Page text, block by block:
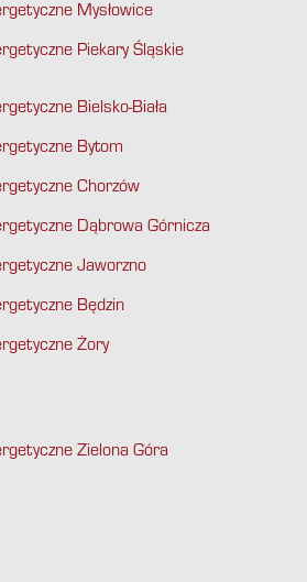
Mysłowice
Piekary Śląskie
Bielsko-Biała
Bytom
Chorzów
Dąbrowa Górnicza
Jaworzno
Będzin
Żory
Zielona Góra